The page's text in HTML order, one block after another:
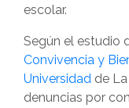
escolar.
Según el estudio
Convivencia y
Universidad de
denuncias por